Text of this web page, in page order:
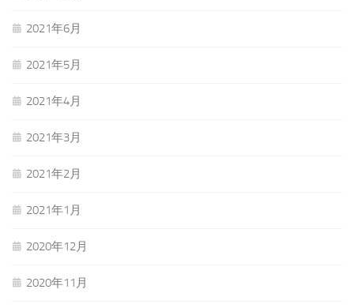
2021年6月
2021年5月
2021年4月
2021年3月
2021年2月
2021年1月
2020年12月
2020年11月